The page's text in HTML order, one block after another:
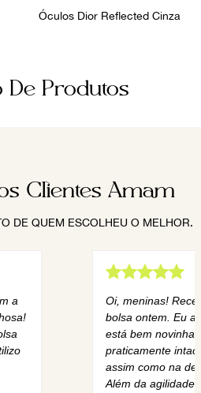
Óculos Dior Reflected Cinza
De Produtos
Clientes Amam
DE QUEM ESCOLHEU O MELHOR.
a
Oi, meninas!
bolsa ontem. Eu
está bem novinha,
praticamente
assim como na
Além da agilidade